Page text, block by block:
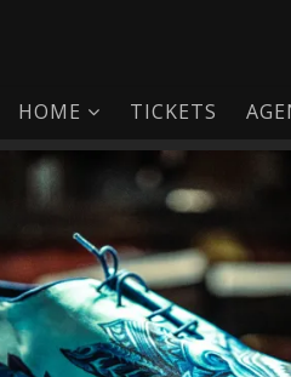
HOME TICKETS